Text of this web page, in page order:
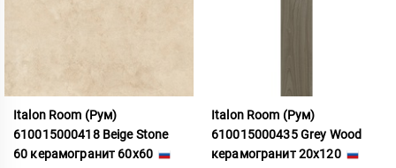
Italon Room (Рум)
610015000418 Beige Stone
60 керамогранит 60x60
Italon Room (Рум)
610015000435 Grey Wood
керамогранит 20x120